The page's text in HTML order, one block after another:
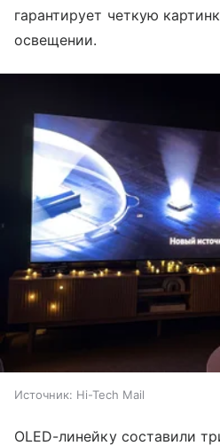
гарантирует четкую
освещении.
Источник: Hi-Tech Mail
OLED-линейку составили